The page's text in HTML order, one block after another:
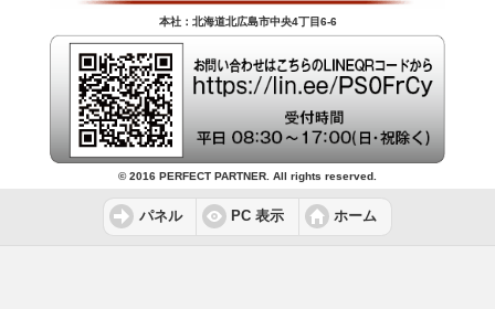
本社：北海道北広島市中央4丁目6-6
© 2016 PERFECT PARTNER. All rights reserved.
パネル PC 表示 ホーム